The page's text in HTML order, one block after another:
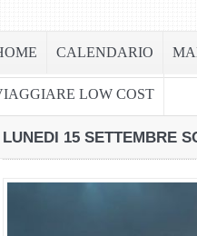
CALENDARIO
LOW COST
LUNEDI 15 SETTEMBRE